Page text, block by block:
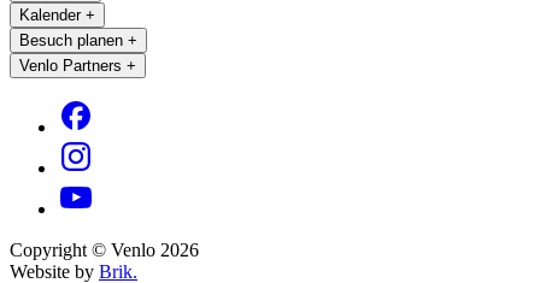
Kalender +
Besuch planen +
Venlo Partners +
Copyright © Venlo 2026
Website by Brik.